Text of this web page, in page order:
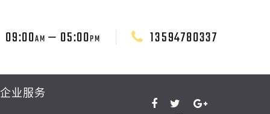
09:00AM — 05:00PM 13594780337
企业服务